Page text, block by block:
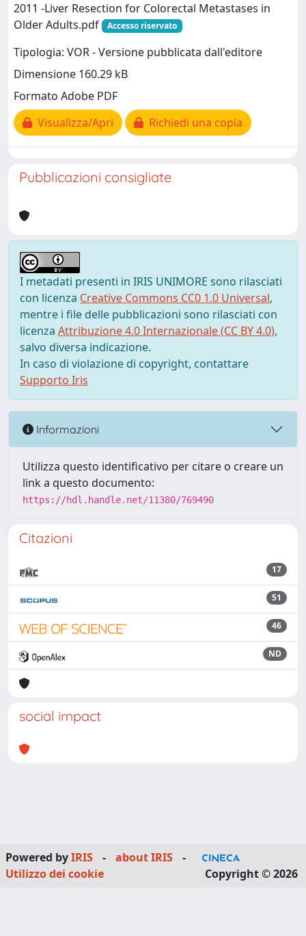
2011 -Liver Resection for Colorectal Metastases in
Older Adults.pdf
Accesso riservato
Tipologia: VOR - Versione pubblicata dall'editore
Dimensione 160.29 kB
Formato Adobe PDF
Visualizza/Apri
Richiedi una copia
Pubblicazioni consigliate
I metadati presenti in IRIS UNIMORE sono rilasciati
con licenza Creative Commons CC0 1.0 Universal,
mentre i file delle pubblicazioni sono rilasciati con
licenza Attribuzione 4.0 Internazionale (CC BY 4.0),
salvo diversa indicazione.
In caso di violazione di copyright, contattare
Supporto Iris
Informazioni
Utilizza questo identificativo per citare o creare un
link a questo documento:
https://hdl.handle.net/11380/769490
Citazioni
17
51
46
ND
social impact
Powered byIRIS - about IRIS
-
Utilizzo dei cookie
Copyright © 2026